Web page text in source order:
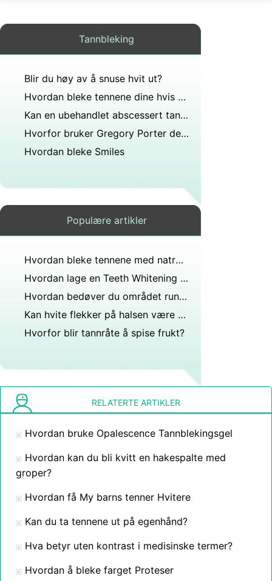
Tannbleking
Blir du høy av å snuse hvit ut?
Hvordan bleke tennene dine hvis noen er Fake
Kan en ubehandlet abscessert tann føre til at det hvite i øynene blir gult og huden ser gul ut?
Hvorfor bruker Gregory Porter den hatten?
Hvordan bleke Smiles
Populære artikler
Hvordan bleke tennene med natron og peroxide
Hvordan lage en Teeth Whitening skuffen ut av en munn vakt
Hvordan bedøver du området rundt tann før injeksjon?
Kan hvite flekker på halsen være relatert til visdomstenner?
Hvorfor blir tannråte å spise frukt?
RELATERTE ARTIKLER
Hvordan bruke Opalescence Tannblekingsgel
Hvordan kan du bli kvitt en hakespalte med
groper?
Hvordan få My barns tenner Hvitere
Kan du ta tennene ut på egenhånd?
Hva betyr uten kontrast i medisinske termer?
Hvordan å bleke farget Proteser